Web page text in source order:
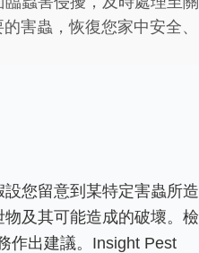
害蟲，恢復您家中安全、
您留意到某特定害蟲所造
及其可能造成的破壞。檢
作出建議。Insight Pest